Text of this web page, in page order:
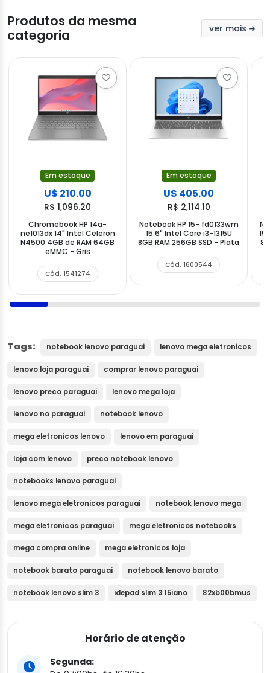
Produtos da mesma
categoria
ver mais
Em estoque
U$ 210.00
R$ 1,096.20
Chromebook HP 14a-
ne1013dx 14" Intel Celeron
N4500 4GB de RAM 64GB
eMMC - Gris
Cód. 1541274
Em estoque
U$ 405.00
R$ 2,114.10
Notebook HP 15- fd0133wm
15.6" Intel Core i3-1315U
8GB RAM 256GB SSD - Plata
Cód. 1600544
Tags: notebook lenovo paraguai lenovo mega eletronicos
lenovo loja paraguai comprar lenovo paraguai
lenovo preco paraguai lenovo mega loja
lenovo no paraguai notebook lenovo
mega eletronicos lenovo lenovo em paraguai
loja com lenovo preco notebook lenovo
notebooks lenovo paraguai
lenovo mega eletronicos paraguai notebook lenovo mega
mega eletronicos paraguai mega eletronicos notebooks
mega compra online mega eletronicos loja
notebook barato paraguai notebook lenovo barato
notebook lenovo slim 3 idepad slim 3 15iano 82xb00bmus
Horário de atenção
Segunda: